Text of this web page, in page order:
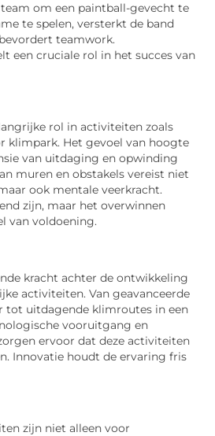
om een paintball-gevecht te
te spelen, versterkt de band
teamwork.
een cruciale rol in het succes van
rol in activiteiten zoals
klimpark. Het gevoel van hoogte
van uitdaging en opwinding
muren en obstakels vereist niet
ook mentale veerkracht.
zijn, maar het overwinnen
van voldoening.
kracht achter de ontwikkeling
activiteiten. Van geavanceerde
tot uitdagende klimroutes in een
vooruitgang en
ervoor dat deze activiteiten
Innovatie houdt de ervaring fris
zijn niet alleen voor